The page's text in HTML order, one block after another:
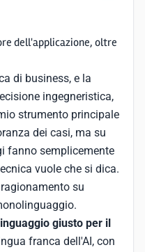
dell'applicazione, oltre
di business, e la
ingegneristica,
strumento principale
dei casi, ma su
fanno semplicemente
vuole che si dica.
su
giusto per il
franca dell'AI, con